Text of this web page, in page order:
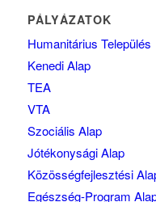
PÁLYÁZATOK
Humanitárius Település
Kenedi Alap
TEA
VTA
Szociális Alap
Jótékonysági Alap
Közösségfejlesztési
Egészség-Program